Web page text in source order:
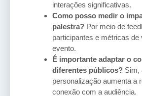
interações significativas.
Como posso medir o
palestra? Por meio de
participantes e métricas de
evento.
É importante adaptar o
diferentes públicos? Sim,
personalização aumenta a
conexão com a audiência.